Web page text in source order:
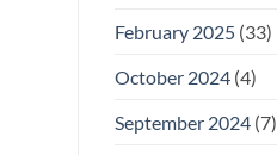
February 2025(33)
October 2024(4)
September 2024(7)